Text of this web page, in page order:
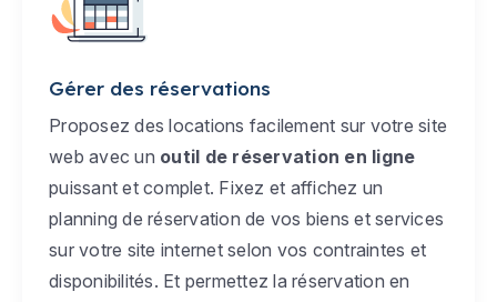
Gérer des réservations
Proposez des locations facilement sur votre site
web avec un outil de réservation en ligne
puissant et complet. Fixez et affichez un
planning de réservation de vos biens et services
sur votre site internet selon vos contraintes et
disponibilités. Et permettez la réservation en